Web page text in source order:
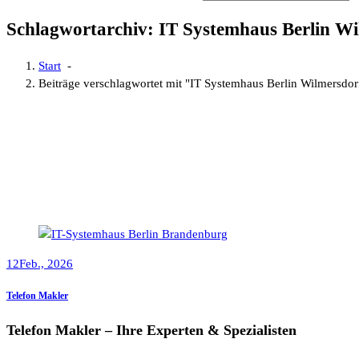
Schlagwortarchiv: IT Systemhaus Berlin
Start -
Beiträge verschlagwortet mit "IT Systemhaus Berlin
12Feb., 2026
Telefon Makler
Telefon Makler – Ihre Experten & Spezialisten